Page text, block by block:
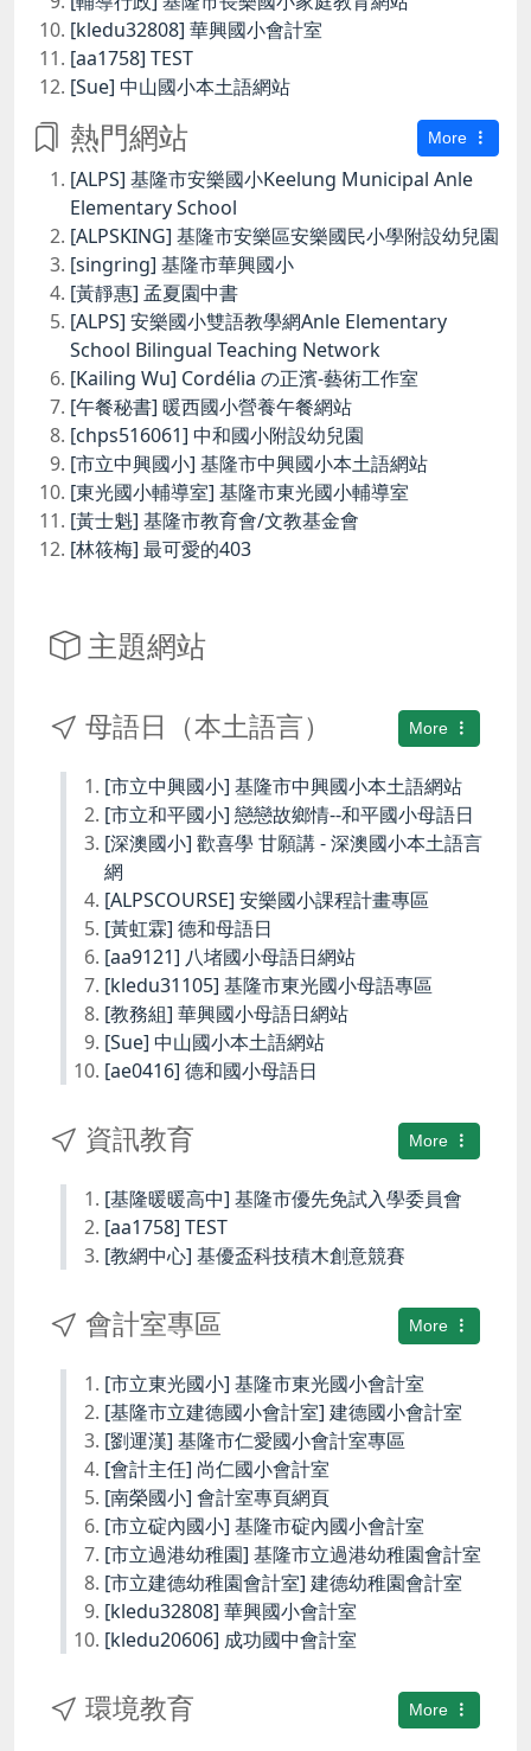
[kledu32808] 華興國小會計室
[aa1758] TEST
[Sue] 中山國小本土語網站
熱門網站 More
[ALPS] 基隆市安樂國小Keelung Municipal Anle
Elementary School
[ALPSKING] 基隆市安樂區安樂國民小學附設幼兒園
[singring] 基隆市華興國小
[黃靜惠] 孟夏園中書
[ALPS] 安樂國小雙語教學網Anle Elementary
School Bilingual Teaching Network
[Kailing Wu] Cordélia の正濱-藝術工作室
[午餐秘書] 暖西國小營養午餐網站
[chps516061] 中和國小附設幼兒園
[市立中興國小] 基隆市中興國小本土語網站
[東光國小輔導室] 基隆市東光國小輔導室
[黃士魁] 基隆市教育會/文教基金會
[林筱梅] 最可愛的403
主題網站
More
母語日（本土語言）
[市立中興國小] 基隆市中興國小本土語網站
[市立和平國小] 戀戀故鄉情--和平國小母語日
[深澳國小] 歡喜學 甘願講 - 深澳國小本土語言
網
[ALPSCOURSE] 安樂國小課程計畫專區
[黃虹霖] 德和母語日
[aa9121] 八堵國小母語日網站
[kledu31105] 基隆市東光國小母語專區
[教務組] 華興國小母語日網站
[Sue] 中山國小本土語網站
[ae0416] 德和國小母語日
More
資訊教育
[基隆暖暖高中] 基隆市優先免試入學委員會
[aa1758] TEST
[教網中心] 基優盃科技積木創意競賽
More
會計室專區
[市立東光國小] 基隆市東光國小會計室
[基隆市立建德國小會計室] 建德國小會計室
[劉運漢] 基隆市仁愛國小會計室專區
[會計主任] 尚仁國小會計室
[南榮國小] 會計室專頁網頁
[市立碇內國小] 基隆市碇內國小會計室
[市立過港幼稚園] 基隆市立過港幼稚園會計室
[市立建德幼稚園會計室] 建德幼稚園會計室
[kledu32808] 華興國小會計室
[kledu20606] 成功國中會計室
More
環境教育